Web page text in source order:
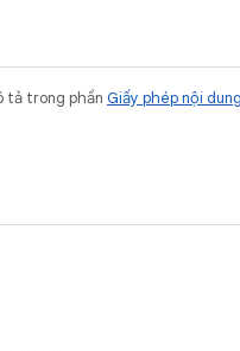
tả trong phần Giấy phép nội dung